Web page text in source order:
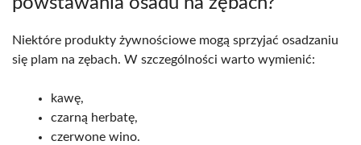
Niektóre produkty żywnościowe mogą sprzyjać osadzaniu
się plam na zębach. W szczególności warto wymienić:
kawę,
czarną herbatę,
czerwone wino.